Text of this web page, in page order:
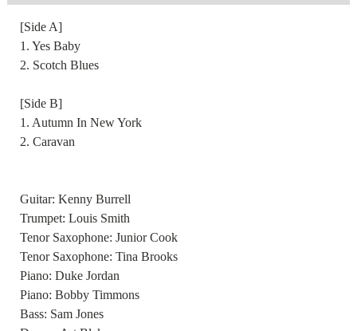
[Side A]
1. Yes Baby
2. Scotch Blues
[Side B]
1. Autumn In New York
2. Caravan
Guitar: Kenny Burrell
Trumpet: Louis Smith
Tenor Saxophone: Junior Cook
Tenor Saxophone: Tina Brooks
Piano: Duke Jordan
Piano: Bobby Timmons
Bass: Sam Jones